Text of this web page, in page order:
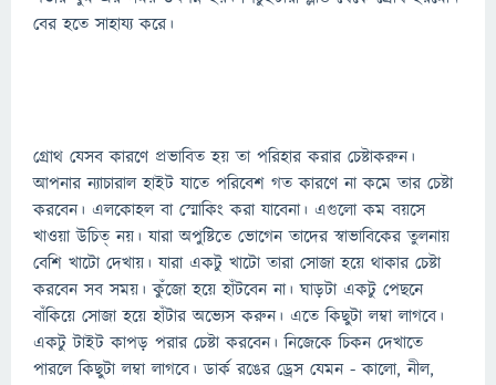
বের হতে সাহায্য করে।
গ্রোথ যেসব কারণে প্রভাবিত হয় তা পরিহার করার চেষ্টাকরুন।
আপনার ন্যাচারাল হাইট যাতে পরিবেশ গত কারণে না কমে তার চেষ্টা
করবেন। এলকোহল বা স্মোকিং করা যাবেনা। এগুলো কম বয়সে
খাওয়া উচিত্ নয়। যারা অপুষ্টিতে ভোগেন তাদের স্বাভাবিকের তুলনায়
বেশি খাটো দেখায়। যারা একটু খাটো তারা সোজা হয়ে থাকার চেষ্টা
করবেন সব সময়। কুঁজো হয়ে হাঁটবেন না। ঘাড়টা একটু পেছনে
বাঁকিয়ে সোজা হয়ে হাঁটার অভ্যেস করুন। এতে কিছুটা লম্বা লাগবে।
একটু টাইট কাপড় পরার চেষ্টা করবেন। নিজেকে চিকন দেখাতে
পারলে কিছুটা লম্বা লাগবে। ডার্ক রঙের ড্রেস যেমন - কালো, নীল,